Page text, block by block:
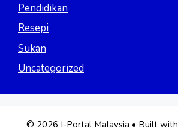
Pendidikan
Resepi
Sukan
Uncategorized
© 2026 I-Portal Malaysia • Built with